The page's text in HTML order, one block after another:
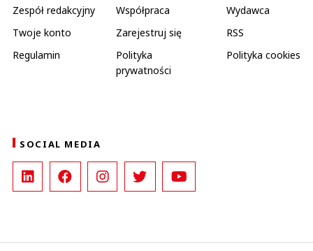
Zespół redakcyjny Współpraca
Wydawca
Twoje konto
Zarejestruj się
RSS
Regulamin
Polityka
prywatności
Polityka cookies
SOCIAL MEDIA